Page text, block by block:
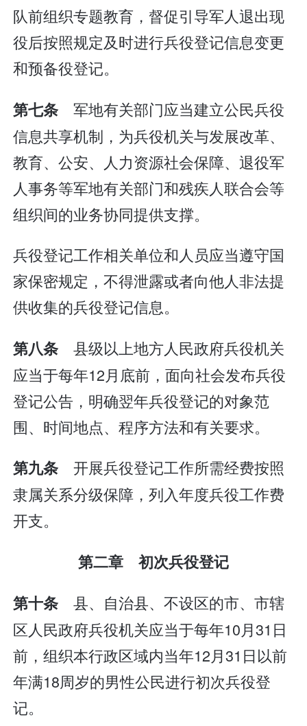
队前组织专题教育，督促引导军人退出现
役后按照规定及时进行兵役登记信息变更
和预备役登记。
第七条军地有关部门应当建立公民兵役
信息共享机制，为兵役机关与发展改革、
教育、公安、人力资源社会保障、退役军
人事务等军地有关部门和残疾人联合会等
组织间的业务协同提供支撑。
兵役登记工作相关单位和人员应当遵守国
家保密规定，不得泄露或者向他人非法提
供收集的兵役登记信息。
第八条县级以上地方人民政府兵役机关
应当于每年12月底前，面向社会发布兵役
登记公告，明确翌年兵役登记的对象范
围、时间地点、程序方法和有关要求。
第九条开展兵役登记工作所需经费按照
隶属关系分级保障，列入年度兵役工作费
开支。
第二章 初次兵役登记
第十条县、自治县、不设区的市、市辖
区人民政府兵役机关应当于每年10月31日
前，组织本行政区域内当年12月31日以前
年满18周岁的男性公民进行初次兵役登
记。